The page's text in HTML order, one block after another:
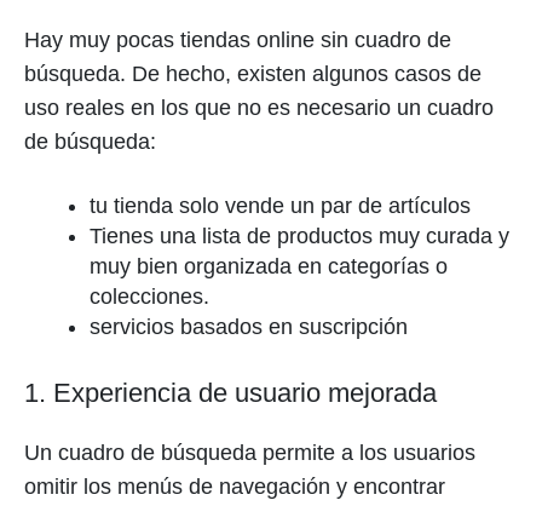
Hay muy pocas tiendas online sin cuadro de
búsqueda. De hecho, existen algunos casos de
uso reales en los que no es necesario un cuadro
de búsqueda:
tu tienda solo vende un par de artículos
Tienes una lista de productos muy curada y
muy bien organizada en categorías o
colecciones.
servicios basados en suscripción
1. Experiencia de usuario mejorada
Un cuadro de búsqueda permite a los usuarios
omitir los menús de navegación y encontrar